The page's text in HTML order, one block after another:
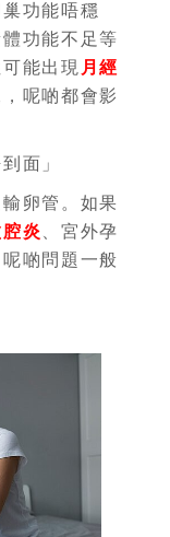
功能唔穩
功能不足等
能出現 月經
呢啲都會影
面」
卵管。如果
炎 、宮外孕
啲問題一般